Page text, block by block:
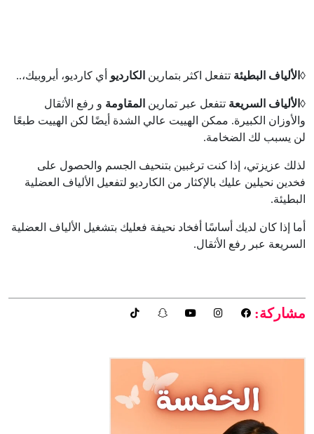
◊الألياف البطيئة تتفعل اكثر بتمارين الكارديو أي كارديو، أيروبيك،..
◊الألياف السريعة تتفعل عبر تمارين المقاومة و رفع الأثقال
والأوزان الكبيرة. ممكن الهييت عالي الشدة أيضًا لكن الهييت طبعًا
لن يسبب لك الضخامة.
لذلك عزيزتي، إذا كنت ترغبين بتنحيف الجسم والحصول على
فخدين نحيلين عليك بالإكثار من الكارديو لتفعيل الألياف العضلية
البطيئة.
أما إذا كان لديك أساسًا أفخاد نحيفة فعليك بتشغيل الألياف العضلية
السريعة عبر رفع الأثقال.
مشاركة: